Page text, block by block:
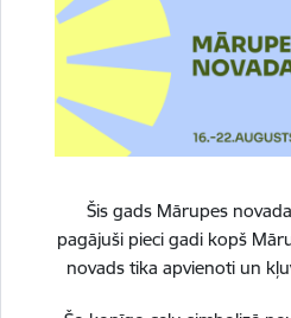
Šis gads Mārupes
pagājuši pieci gadi kopš
novads tika apvienoti un
2025. gada "Mārupes
Arhīvs - Informatīvie
"Mārupes vēstis"